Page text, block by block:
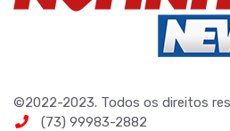
©2022-2023. Todos os direitos
(73) 99983-2882